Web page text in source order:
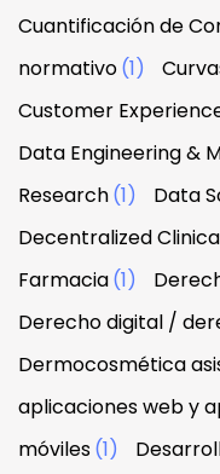
Cuantificación de
normativo(1)
Customer
Data Engineering &
Research(1) Data
Decentralized
Farmacia(1)
Derecho digital /
Dermocosmética
aplicaciones web y
móviles(1)